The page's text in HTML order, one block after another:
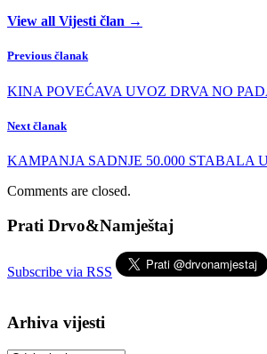
View all Vijesti član →
Previous članak
KINA POVEĆAVA UVOZ DRVA NO
Next članak
KAMPANJA SADNJE 50.000 STABALA
Comments are closed.
Prati Drvo&Namještaj
Subscribe via RSS
Arhiva vijesti